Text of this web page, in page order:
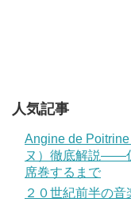
人気記事
Angine de
ヌ）徹底解説——
席巻するまで
２０世紀前半の